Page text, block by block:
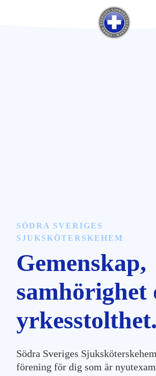
SÖDRA SVERIGES
SJUKSKÖTERSKEHEM
Gemenskap,
samhörighet
yrkesstolthet.
Södra Sveriges
förening för dig som är